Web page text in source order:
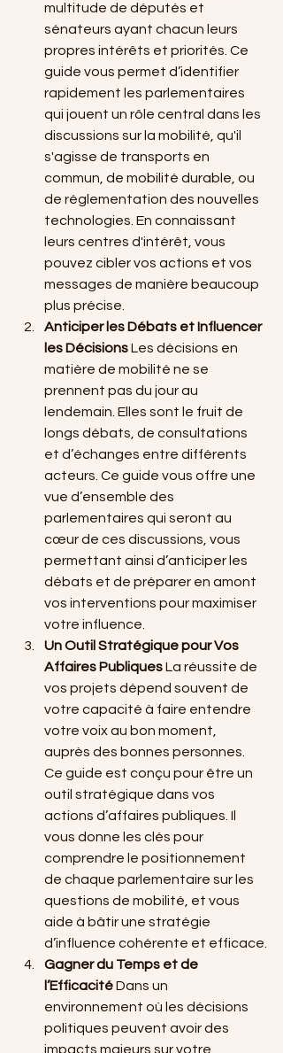
multitude de députés et
sénateurs ayant chacun leurs
propres intérêts et priorités. Ce
guide vous permet d’identifier
rapidement les parlementaires
qui jouent un rôle central dans les
discussions sur la mobilité, qu'il
s'agisse de transports en
commun, de mobilité durable, ou
de réglementation des nouvelles
technologies. En connaissant
leurs centres d'intérêt, vous
pouvez cibler vos actions et vos
messages de manière beaucoup
plus précise.
Anticiper les Débats et Influencer
les Décisions Les décisions en
matière de mobilité ne se
prennent pas du jour au
lendemain. Elles sont le fruit de
longs débats, de consultations
et d’échanges entre différents
acteurs. Ce guide vous offre une
vue d’ensemble des
parlementaires qui seront au
cœur de ces discussions, vous
permettant ainsi d’anticiper les
débats et de préparer en amont
vos interventions pour maximiser
votre influence.
Un Outil Stratégique pour Vos
Affaires Publiques La réussite de
vos projets dépend souvent de
votre capacité à faire entendre
votre voix au bon moment,
auprès des bonnes personnes.
Ce guide est conçu pour être un
outil stratégique dans vos
actions d’affaires publiques. Il
vous donne les clés pour
comprendre le positionnement
de chaque parlementaire sur les
questions de mobilité, et vous
aide à bâtir une stratégie
d’influence cohérente et efficace.
Gagner du Temps et de
l’Efficacité Dans un
environnement où les décisions
politiques peuvent avoir des
impacts majeurs sur votre